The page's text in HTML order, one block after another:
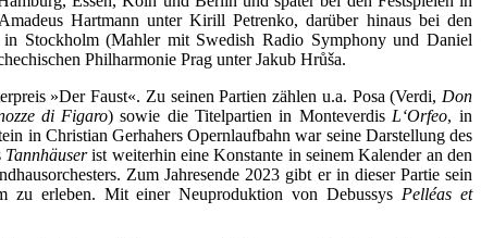
Hartmann unter Kirill Petrenko, darüber hinaus bei den
Stockholm (Mahler mit Swedish Radio Symphony und Daniel
Philharmonie Prag unter Jakub Hrůša.
»Der Faust«. Zu seinen Partien zählen u.a. Posa (Verdi, Don
di Figaro) sowie die Titelpartien in Monteverdis L‘Orfeo, in
in Christian Gerhahers Opernlaufbahn war seine Darstellung des
Tannhäuserist weiterhin eine Konstante in seinem Kalender an den
Zum Jahresende 2023 gibt er in dieser Partie sein
erleben. Mit einer Neuproduktion von Debussys Pelléas et